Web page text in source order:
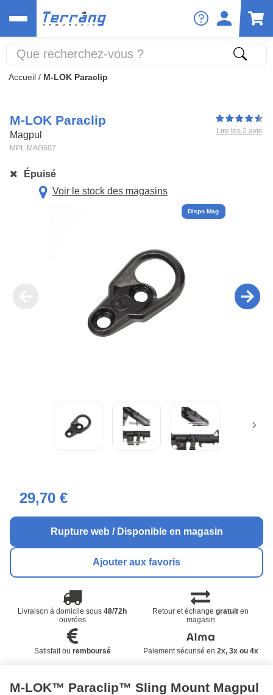
Accueil / M-LOK Paraclip
M-LOK Paraclip
Magpul
MPL.MAG607
Lire les 2 avis
Épuisé
Voir le stock des magasins
Dispo Mag
29,70 €
Rupture web / Disponible en magasin
Ajouter aux favoris
Livraison à domicile sous48/72h
ouvrées
Retour et échangegratuit en
magasin
Satisfait ou remboursé Paiement sécurisé en 2x, 3x ou 4x
M-LOK™ Paraclip™ Sling Mount Magpul